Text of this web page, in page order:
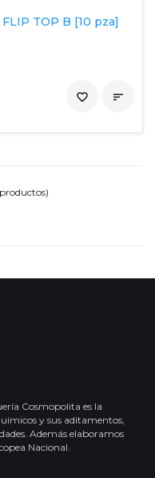
TOP B [10 pza]

favorite_border
productos)
Cosmopolita es la
y sus aditamentos,
Además elaboramos
Nacional.